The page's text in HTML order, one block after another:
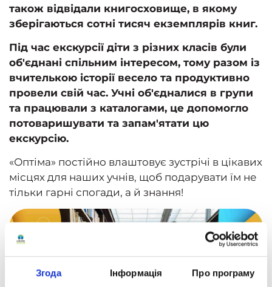
Згода Інформація Про програму
також відвідали книгосховище, в якому
зберігаються сотні тисяч екземплярів книг.
Під час екскурсії діти з різних класів були
об'єднані спільним інтересом, тому разом із
вчителькою історії весело та продуктивно
провели свій час. Учні об'єдналися в групи
та працювали з каталогами, це допомогло
потоваришувати та запам'ятати цю
екскурсію.
«Оптіма» постійно влаштовує зустрічі в цікавих
місцях для наших учнів, щоб подарувати їм не
тільки гарні спогади, а й знання!